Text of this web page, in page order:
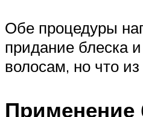
Обе процедуры
придание блеска
волосам, но что
Применение